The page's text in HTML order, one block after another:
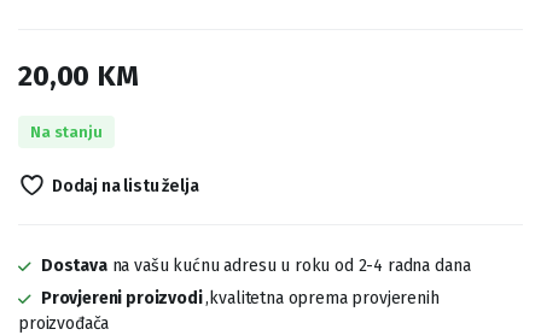
20,00 KM
Na stanju
Dodaj na listu želja
Dostavana vašu kućnu adresu u roku od 2-4 radna dana
Provjereni proizvodi,kvalitetna oprema provjerenih
proizvođača